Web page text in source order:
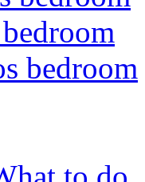
bedroom